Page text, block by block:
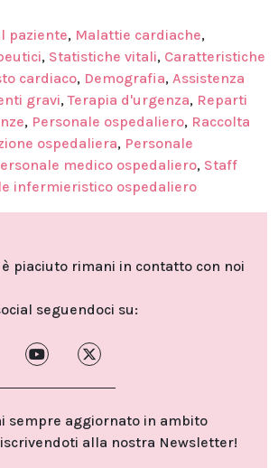
paziente, Malattie cardiache,
, Statistiche vitali, Caratteristiche
cardiaco, Demografia, Assistenza
gravi,Terapia d'urgenza, Reparti
, Personale ospedaliero, Raccolta
ospedaliera, Personale
medico ospedaliero, Staff
infermieristico ospedaliero
piaciuto rimani in contatto con noi
seguendoci su:
sempre aggiornato in ambito
alla nostra Newsletter!